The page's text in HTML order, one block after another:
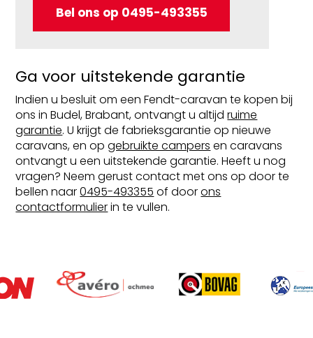
Bel ons op 0495-493355
Ga voor uitstekende garantie
Indien u besluit om een Fendt-caravan te kopen bij
ons in Budel, Brabant, ontvangt u altijdruime
garantie. U krijgt de fabrieksgarantie op nieuwe
caravans, en opgebruikte campers en caravans
ontvangt u een uitstekende garantie. Heeft u nog
vragen? Neem gerust contact met ons op door te
bellen naar0495-493355 of doorons
contactformulierin te vullen.